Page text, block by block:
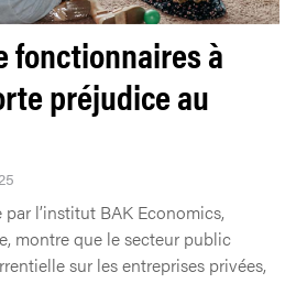
fonctionnaires à
préjudice au
l’institut BAK Economics,
montre que le secteur public
sur les entreprises privées,